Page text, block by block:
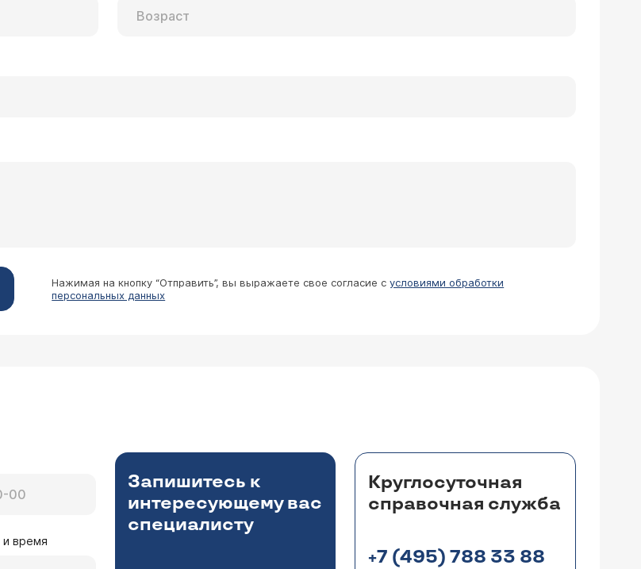
Нажимая на кнопку “Отправить”, вы выражаете свое согласие сусловиями обработки
персональных данных
и время
Запишитесь к
интересующему вас
специалисту
Круглосуточная
справочная служба
+7 (495) 788 33 88